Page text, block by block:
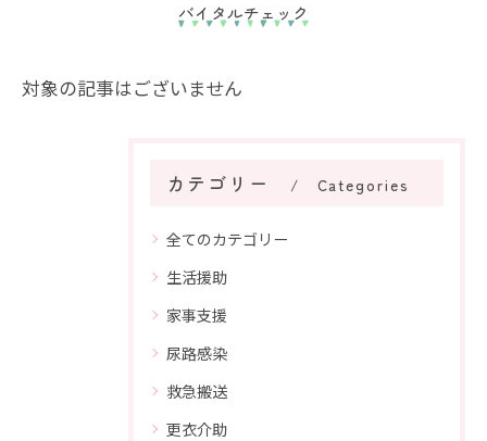
バイタルチェック
対象の記事はございません
カテゴリー Categories
全てのカテゴリー
生活援助
家事支援
尿路感染
救急搬送
更衣介助